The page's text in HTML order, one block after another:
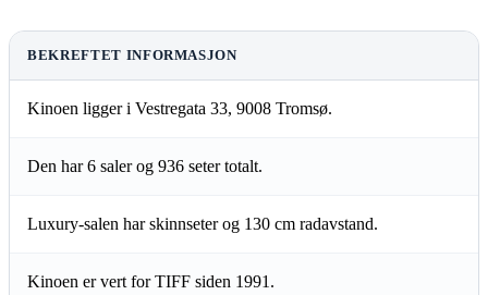
BEKREFTET INFORMASJON
Kinoen ligger i Vestregata 33, 9008 Tromsø.
Den har 6 saler og 936 seter totalt.
Luxury-salen har skinnseter og 130 cm radavstand.
Kinoen er vert for TIFF siden 1991.